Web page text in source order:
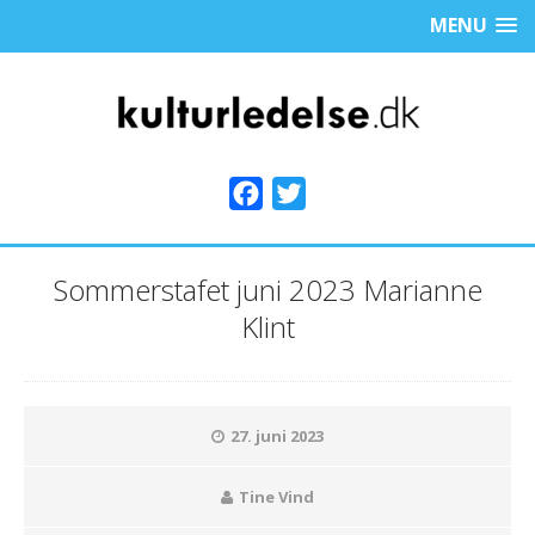
MENU
e
b
k
t
Sommerstafet juni 2023 Marianne
Klint
27. juni 2023
Tine Vind